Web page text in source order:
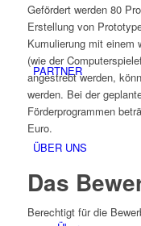
PARTNER
ÜBER UNS
Gefördert werden 80
Erstellung von
Kumulierung mit einem
(wie der
angestrebt werden,
werden. Bei der
Förderprogrammen
Euro.
Das
Berechtigt für die